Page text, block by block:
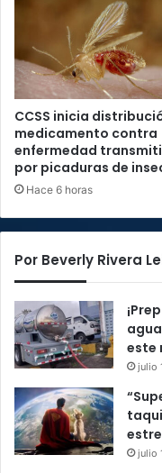
CCSS inicia
medicamento contra
enfermedad
por picaduras de
Hace 6 horas
Por Beverly Rivera
este
julio
julio